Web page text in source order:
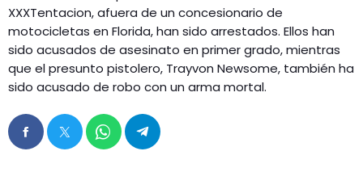
XXXTentacion, afuera de un concesionario de
motocicletas en Florida, han sido arrestados. Ellos han
sido acusados ​​de asesinato en primer grado, mientras
que el presunto pistolero, Trayvon Newsome, también ha
sido acusado de robo con un arma mortal.